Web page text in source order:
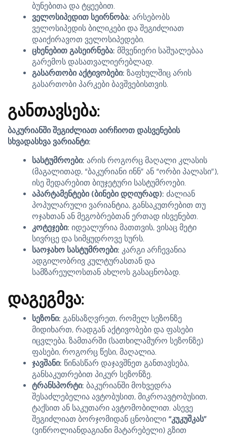
ბუნებითა და ტყეებით.
ველოსიპედით სეირნობა: არსებობს
ველოსიპედის ბილიკები და შეგიძლიათ
დაიქირავოთ ველოსიპედები.
ცხენებით გასეირნება: მშვენიერი საშუალებაა
გარემოს დასათვალიერებლად.
გასართობი აქტივობები: ზაფხულშიც არის
გასართობი პარკები ბავშვებისთვის.
განთავსება:
ბაკურიანში შეგიძლიათ აირჩიოთ დასვენების
სხვადასხვა ვარიანტი:
სასტუმროები: არის როგორც მაღალი კლასის
(მაგალითად, “ბაკურიანი ინნ” ან “ორბი პალასი”),
ისე შედარებით ბიუჯეტური სასტუმროები.
აპარტამენტები (ბინები დღიურად): ძალიან
პოპულარული ვარიანტია, განსაკუთრებით თუ
ოჯახთან ან მეგობრებთან ერთად ისვენებთ.
კოტეჯები: იდეალურია მათთვის, ვისაც მეტი
სივრცე და სიმყუდროვე სურს.
საოჯახო სასტუმროები: კარგი არჩევანია
ადგილობრივ კულტურასთან და
სამზარეულოსთან ახლოს გასაცნობად.
დაგეგმვა:
სეზონი: განსაზღვრეთ, რომელ სეზონზე
მიდიხართ, რადგან აქტივობები და ფასები
იცვლება. ზამთარში (სათხილამურო სეზონზე)
ფასები, როგორც წესი, მაღალია.
ჯავშანი: წინასწარ დაჯავშნეთ განთავსება,
განსაკუთრებით პიკურ სეზონზე.
ტრანსპორტი: ბაკურიანში მოხვედრა
შესაძლებელია ავტობუსით, მიკროავტობუსით,
ტაქსით ან საკუთარი ავტომობილით. ასევე
შეგიძლიათ ბორჯომიდან ცნობილი “კუკუშკას”
(ვიწროლიანდაგიანი მატარებელი) გზით